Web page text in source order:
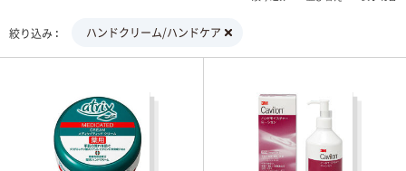
絞り込み ハンドクリーム/ハンドケア